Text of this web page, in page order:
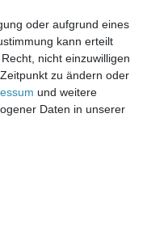
Ruhetag,
- 14.00 Uhr
oder aufgrund eines
kann erteilt
nicht einzuwilligen
zu ändern oder
und weitere
Daten in unserer